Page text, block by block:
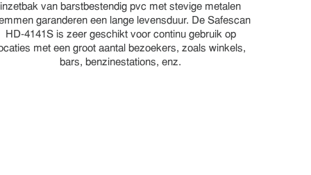
inzetbak van barstbestendig pvc met stevige metalen
garanderen een lange levensduur. De Safescan
HD-4141S is zeer geschikt voor continu gebruik op
met een groot aantal bezoekers, zoals winkels,
bars, benzinestations, enz.